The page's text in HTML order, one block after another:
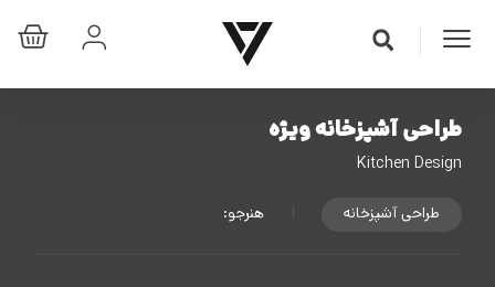
طراحی آشپزخانه ویژه
Kitchen Design
طراحی آشپزخانه هنرجو: